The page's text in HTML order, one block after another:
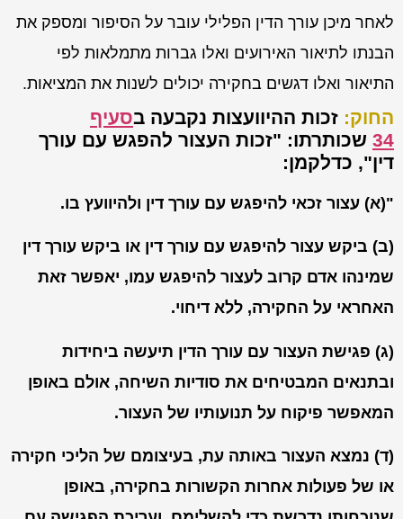
לאחר מיכן עורך הדין הפלילי עובר על הסיפור ומספק את
הבנתו לתיאור האירועים ואלו גברות מתמלאות לפי
התיאור ואלו דגשים בחקירה יכולים לשנות את המציאות.
החוק: זכות ההיוועצות נקבעה בסעיף
34 שכותרתו: "זכות העצור להפגש עם עורך
דין", כדלקמן:
"(א) עצור זכאי להיפגש עם עורך דין ולהיוועץ בו.
(ב) ביקש עצור להיפגש עם עורך דין או ביקש עורך דין
שמינהו אדם קרוב לעצור להיפגש עמו, יאפשר זאת
האחראי על החקירה, ללא דיחוי.
(ג) פגישת העצור עם עורך הדין תיעשה ביחידות
ובתנאים המבטיחים את סודיות השיחה, אולם באופן
המאפשר פיקוח על תנועותיו של העצור.
(ד) נמצא העצור באותה עת, בעיצומם של הליכי חקירה
או של פעולות אחרות הקשורות בחקירה, באופן